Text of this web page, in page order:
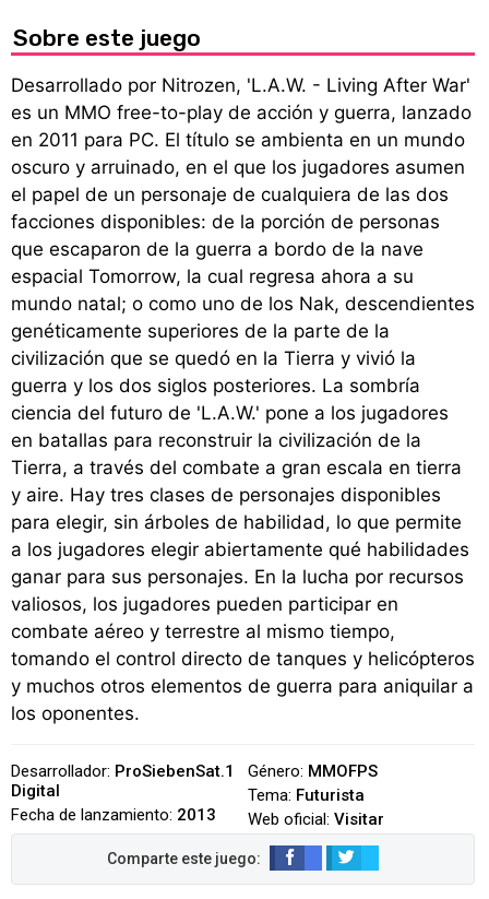
Sobre este juego
Desarrollado por Nitrozen, 'L.A.W. - Living After War'
es un MMO free-to-play de acción y guerra, lanzado
en 2011 para PC. El título se ambienta en un mundo
oscuro y arruinado, en el que los jugadores asumen
el papel de un personaje de cualquiera de las dos
facciones disponibles: de la porción de personas
que escaparon de la guerra a bordo de la nave
espacial Tomorrow, la cual regresa ahora a su
mundo natal; o como uno de los Nak, descendientes
genéticamente superiores de la parte de la
civilización que se quedó en la Tierra y vivió la
guerra y los dos siglos posteriores. La sombría
ciencia del futuro de 'L.A.W.' pone a los jugadores
en batallas para reconstruir la civilización de la
Tierra, a través del combate a gran escala en tierra
y aire. Hay tres clases de personajes disponibles
para elegir, sin árboles de habilidad, lo que permite
a los jugadores elegir abiertamente qué habilidades
ganar para sus personajes. En la lucha por recursos
valiosos, los jugadores pueden participar en
combate aéreo y terrestre al mismo tiempo,
tomando el control directo de tanques y helicópteros
y muchos otros elementos de guerra para aniquilar a
los oponentes.
Desarrollador: ProSiebenSat.1
Digital
Fecha de lanzamiento: 2013
Género: MMOFPS
Tema: Futurista
Web oficial: Visitar